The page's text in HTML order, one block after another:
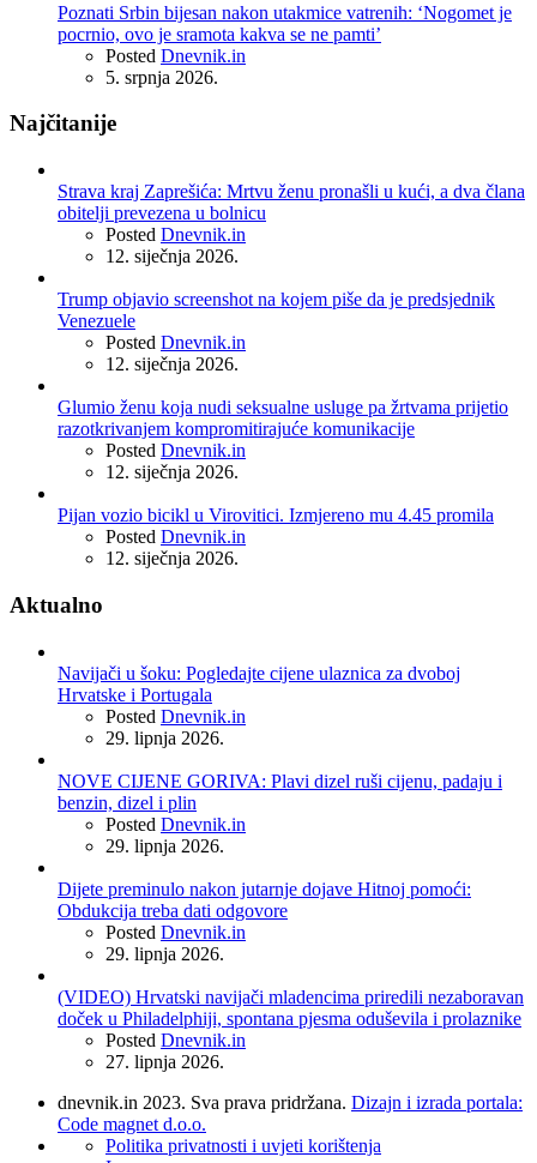
Poznati Srbin bijesan nakon utakmice vatrenih: ‘Nogomet je
pocrnio, ovo je sramota kakva se ne pamti’
Posted Dnevnik.in
5. srpnja 2026.
Najčitanije
Strava kraj Zaprešića: Mrtvu ženu pronašli u kući, a dva člana
obitelji prevezena u bolnicu
Posted Dnevnik.in
12. siječnja 2026.
Trump objavio screenshot na kojem piše da je predsjednik
Venezuele
Posted Dnevnik.in
12. siječnja 2026.
Glumio ženu koja nudi seksualne usluge pa žrtvama prijetio
razotkrivanjem kompromitirajuće komunikacije
Posted Dnevnik.in
12. siječnja 2026.
Pijan vozio bicikl u Virovitici. Izmjereno mu 4.45 promila
Posted Dnevnik.in
12. siječnja 2026.
Aktualno
Navijači u šoku: Pogledajte cijene ulaznica za dvoboj
Hrvatske i Portugala
Posted Dnevnik.in
29. lipnja 2026.
NOVE CIJENE GORIVA: Plavi dizel ruši cijenu, padaju i
benzin, dizel i plin
Posted Dnevnik.in
29. lipnja 2026.
Dijete preminulo nakon jutarnje dojave Hitnoj pomoći:
Obdukcija treba dati odgovore
Posted Dnevnik.in
29. lipnja 2026.
(VIDEO) Hrvatski navijači mladencima priredili nezaboravan
doček u Philadelphiji, spontana pjesma oduševila i prolaznike
Posted Dnevnik.in
27. lipnja 2026.
dnevnik.in 2023. Sva prava pridržana. Dizajn i izrada portala:
Code magnet d.o.o.
Politika privatnosti i uvjeti korištenja